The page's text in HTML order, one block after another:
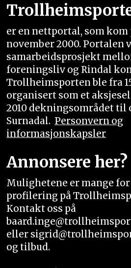
er en nettportal, som kom
november 2000. Portalen
samarbeidsprosjekt
foreningsliv og Rindal
Trollheimsporten ble fra
organisert som et
2010 dekningsområdet til
Surnadal. Personvern og
informasjonskapsler
Annonsere her?
Mulighetene er mange
profilering på
Kontakt oss på
eller
og tilbud.